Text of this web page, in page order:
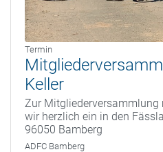
Termin
Keller
Zur
wir herzlich ein in den
96050 Bamberg
ADFC Bamberg